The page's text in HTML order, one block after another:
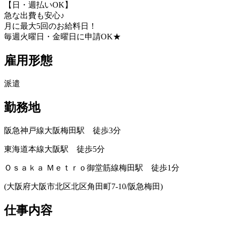
【日・週払いOK】
急な出費も安心♪
月に最大5回のお給料日！
毎週火曜日・金曜日に申請OK★
雇用形態
派遣
勤務地
阪急神戸線大阪梅田駅 徒歩3分
東海道本線大阪駅 徒歩5分
Ｏｓａｋａ Ｍｅｔｒｏ御堂筋線梅田駅 徒歩1分
(大阪府大阪市北区北区角田町7-10/阪急梅田)
仕事内容